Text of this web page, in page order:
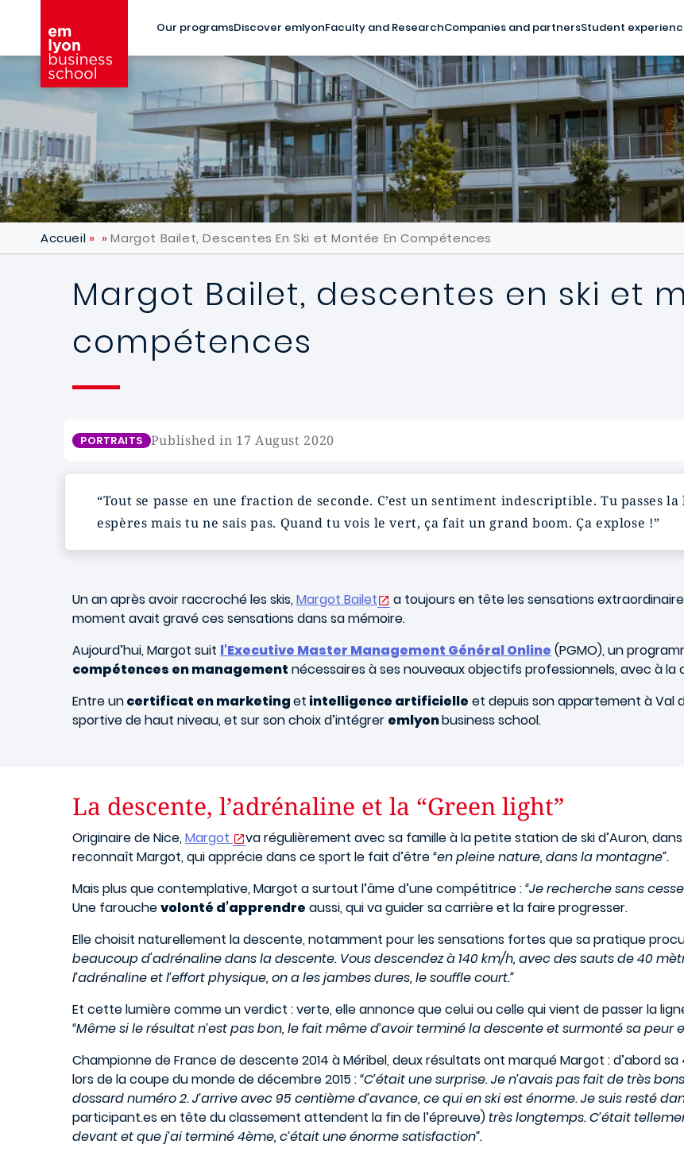
Our programsDiscover emlyonFaculty and ResearchCompanies and partnersStudent
Accueil Margot Bailet, Descentes En Ski et Montée En Compétences
Margot Bailet, descentes en ski et
compétences
PORTRAITS Published in 17 August 2020
“Tout se passe en une fraction de seconde. C’est un sentiment indescriptible. Tu passes
espères mais tu ne sais pas. Quand tu vois le vert, ça fait un grand boom. Ça explose !”
Un an après avoir raccroché les skis,Margot Bailet
a toujours en tête les sensations
moment avait gravé ces sensations dans sa mémoire.
Aujourd’hui, Margot suit l'Executive Master Management Général Online (PGMO), un
compétences en management nécessaires à ses nouveaux objectifs professionnels, avec à la
Entre uncertificat en marketinget intelligence artificielle et depuis son appartement à Val
sportive de haut niveau, et sur son choix d’intégrer emlyonbusiness school.
La descente, l’adrénaline et la “Green light”
Originaire de Nice,Margot va régulièrement avec sa famille à la petite station de ski d’Auron,
reconnaît Margot, qui apprécie dans ce sport le fait d’être“en pleine nature, dans la montagne”.
Mais plus que contemplative, Margot a surtout l’âme d’une compétitrice :“Je recherche sans
Une farouchevolonté d’apprendre aussi, qui va guider sa carrière et la faire progresser.
Elle choisit naturellement la descente, notamment pour les sensations fortes que sa pratique
beaucoup d'adrénaline dans la descente. Vous descendez à 140 km/h, avec des sauts de 40
l’adrénaline et l’effort physique, on a les jambes dures, le souffle court.”
Et cette lumière comme un verdict : verte, elle annonce que celui ou celle qui vient de passer la
“Même si le résultat n’est pas bon, le fait même d’avoir terminé la descente et surmonté sa peur
Championne de France de descente 2014 à Méribel, deux résultats ont marqué Margot : d’abord
lors de la coupe du monde de décembre 2015 :“C’était une surprise. Je n’avais pas fait de très
dossard numéro 2. J’arrive avec 95 centième d’avance, ce qui en ski est énorme. Je suis resté
participant.es en tête du classement attendent la fin de l’épreuve)très longtemps. C’était
devant et que j’ai terminé 4ème, c’était une énorme satisfaction”.